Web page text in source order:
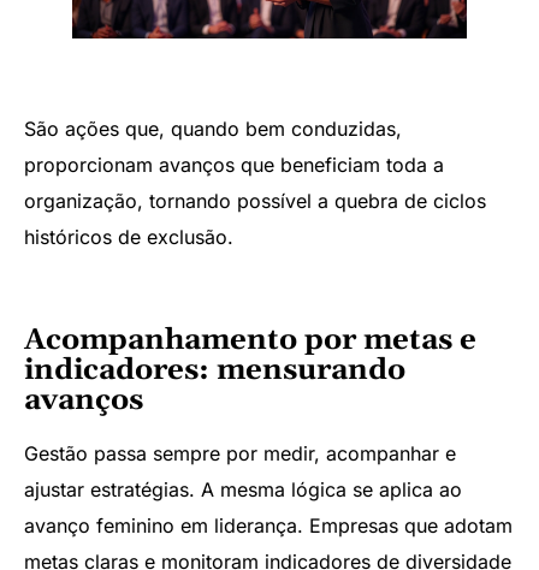
São ações que, quando bem conduzidas,
proporcionam avanços que beneficiam toda a
organização, tornando possível a quebra de ciclos
históricos de exclusão.
Acompanhamento por metas e
indicadores: mensurando
avanços
Gestão passa sempre por medir, acompanhar e
ajustar estratégias. A mesma lógica se aplica ao
avanço feminino em liderança. Empresas que adotam
metas claras e monitoram indicadores de diversidade